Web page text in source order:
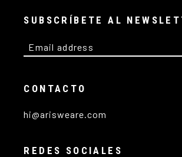
SUBSCRÍBETE AL
CONTACTO
hi@arisweare.com
REDES SOCIALES